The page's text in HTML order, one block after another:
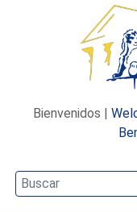
Bienvenidos |